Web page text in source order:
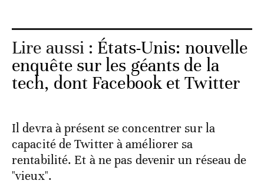
Lire aussi : États-Unis: nouvelle
enquête sur les géants de la
tech, dont Facebook et Twitter
Il devra à présent se concentrer sur la
capacité de Twitter à améliorer sa
rentabilité. Et à ne pas devenir un réseau de
"vieux".